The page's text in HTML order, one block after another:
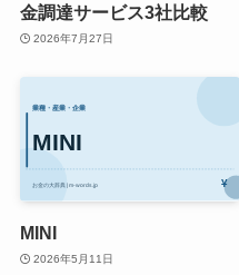
金調達サービス3社比較
2026年7月27日
MINI
2026年5月11日